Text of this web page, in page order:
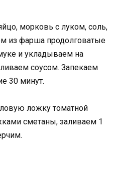
морковь с луком, соль,
из фарша продолговатые
и укладываем на
соусом. Запекаем
30 минут.
ложку томатной
сметаны, заливаем 1